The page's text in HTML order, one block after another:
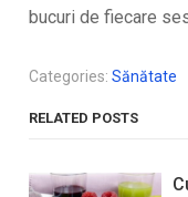
bucuri de fiecare
Categories:Sănătate
RELATED POSTS